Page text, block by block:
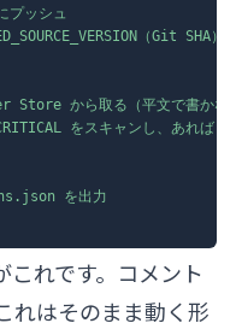
プッシュ
（Git SHA
Store から取る（平文で書かな
をスキャンし、あればビ
を出力
これです。コメント
れはそのまま動く形